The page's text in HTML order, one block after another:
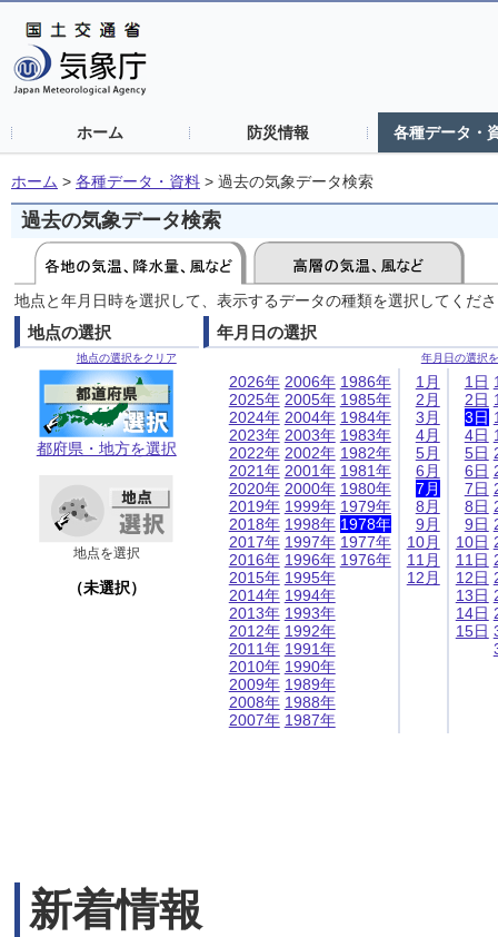
ホーム 防災情報 各種データ・
ホーム > 各種データ・資料 > 過去の気象データ検索
過去の気象データ検索
地点と年月日時を選択して、表示するデータの種類を選択してくだ
地点の選択
地点の選択をクリア
都府県・地方を選択
地点を選択
（未選択）
年月日の選択
年月日の選択
2026年
2025年
2024年
2023年
2022年
2021年
2020年
2019年
2018年
2017年
2016年
2015年
2014年
2013年
2012年
2011年
2010年
2009年
2008年
2007年
2006年
2005年
2004年
2003年
2002年
2001年
2000年
1999年
1998年
1997年
1996年
1995年
1994年
1993年
1992年
1991年
1990年
1989年
1988年
1987年
1986年
1985年
1984年
1983年
1982年
1981年
1980年
1979年
1978年
1977年
1976年
1月
2月
3月
4月
5月
6月
7月
8月
9月
10月
11月
12月
1日
2日
3日
4日
5日
6日
7日
8日
9日
10日
11日
12日
13日
14日
15日
新着情報